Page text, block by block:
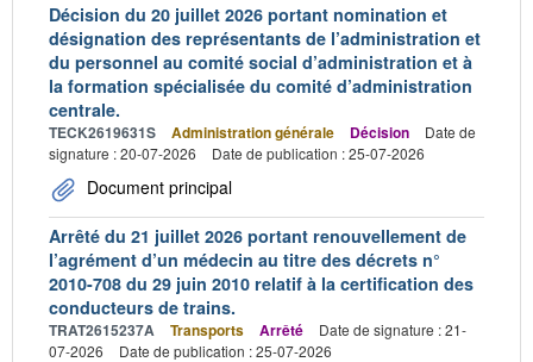
Décision du 20 juillet 2026 portant nomination et
désignation des représentants de l’administration et
du personnel au comité social d’administration et à
la formation spécialisée du comité d’administration
centrale.
TECK2619631S Administration générale Décision
Date de
signature : 20-07-2026
Date de publication : 25-07-2026
Document principal
Arrêté du 21 juillet 2026 portant renouvellement de
l’agrément d’un médecin au titre des décrets n°
2010-708 du 29 juin 2010 relatif à la certification des
conducteurs de trains.
TRAT2615237A Transports Arrêté
Date de signature : 21-
07-2026
Date de publication : 25-07-2026